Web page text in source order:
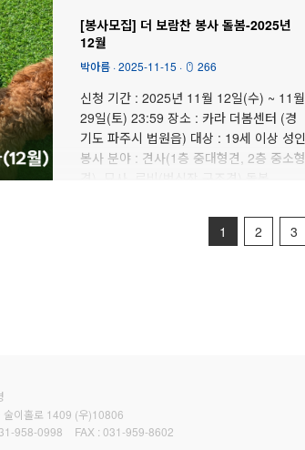
[봉사모집] 더 보람찬 봉사 돌봄-2025년
12월
박아름 ·2025-11-15 · 266
신청 기간 : 2025년 11월 12일(수) ~ 11월
29일(토) 23:59 장소 : 카라 더봄센터 (경
기도 파주시 법원읍) 대상 : 19세 이상 성인
봉사 분야 : 견사(1층 중대형견, 2층 중소형
견), 묘사, 로비(번식장 구조견) 돌봄
1 2 3
술이홀로 1409 (우)10806
958-0998 FAX : 031-959-8602